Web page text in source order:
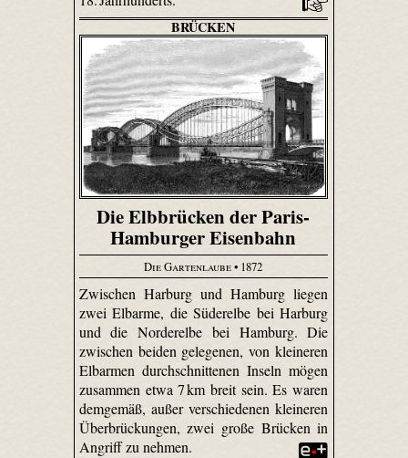
BRÜCKEN
Die Elbbrücken der Paris-
Hamburger Eisenbahn
Die Gartenlaube• 1872
Zwischen Harburg und Hamburg liegen
zwei Elbarme, die Süderelbe bei Harburg
und die Norderelbe bei Hamburg. Die
zwischen beiden gelegenen, von kleineren
Elbarmen durchschnittenen Inseln mögen
zusammen etwa 7 km breit sein. Es waren
demgemäß, außer verschiedenen kleineren
Überbrückungen, zwei große Brücken in
Angriff zu nehmen.